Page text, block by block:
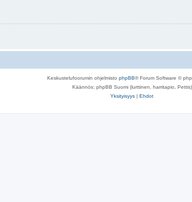
Keskustelufoorumin ohjelmisto phpBB® Forum Software ©
Käännös: phpBB Suomi (lurttinen, harritapio, Pettis)
Yksityisyys | Ehdot